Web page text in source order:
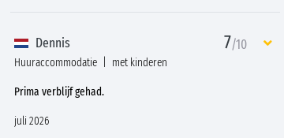
Dennis 7/10
Huuraccommodatie met kinderen
Prima verblijf gehad.
juli 2026